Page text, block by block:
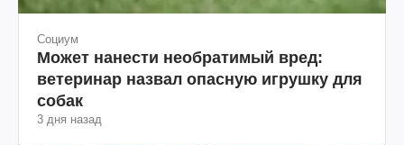
Социум
Может нанести необратимый вред:
ветеринар назвал опасную игрушку для
собак
3 дня назад